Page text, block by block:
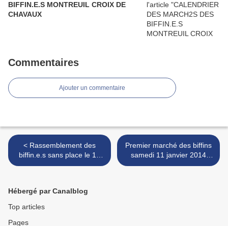
BIFFIN.E.S MONTREUIL CROIX DE
CHAVAUX
Commentaires
Ajouter un commentaire
< Rassemblement des
biffin.e.s sans place le 18
décembre 2013 place de la
Premier marché des biffins
samedi 11 janvier 2014
sous la Halle Croix de
Hébergé par Canalblog
Top articles
Pages